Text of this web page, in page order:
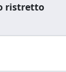
ristretto